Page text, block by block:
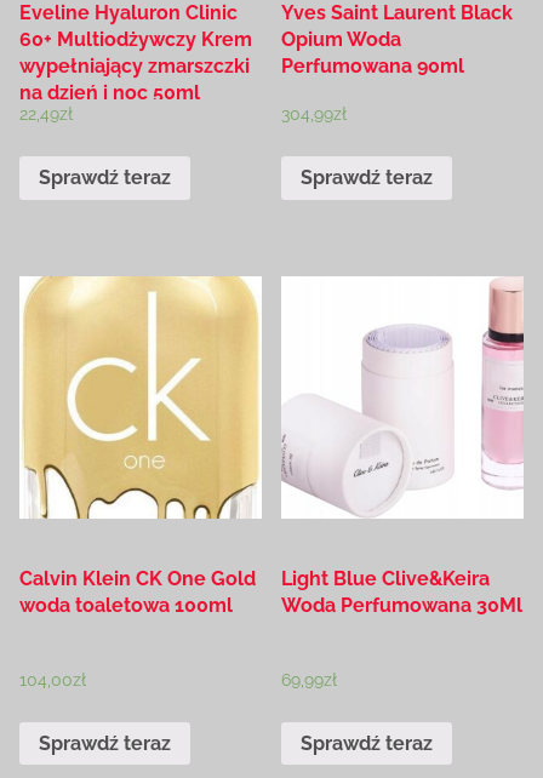
Eveline Hyaluron Clinic
60+ Multiodżywczy Krem
wypełniający zmarszczki
na dzień i noc 50ml
22,49zł
Sprawdź teraz
Yves Saint Laurent Black
Opium Woda
Perfumowana 90ml
304,99zł
Sprawdź teraz
Calvin Klein CK One Gold
woda toaletowa 100ml
104,00zł
Sprawdź teraz
Light Blue Clive&Keira
Woda Perfumowana 30Ml
69,99zł
Sprawdź teraz